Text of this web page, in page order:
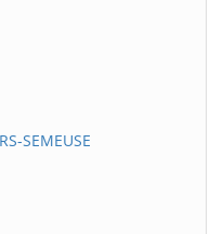
SEMEUSE